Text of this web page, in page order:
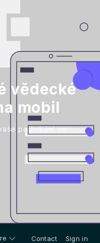
vědecké
mobil
podnikání on-
Contact Sign in